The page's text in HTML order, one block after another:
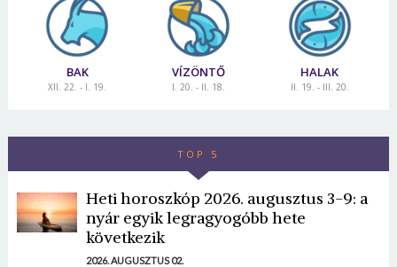
BAK
XII. 22. - I. 19.
VÍZÖNTŐ
I. 20. - II. 18.
HALAK
II. 19. - III. 20.
TOP 5
Heti horoszkóp 2026. augusztus 3-9: a
nyár egyik legragyogóbb hete
következik
2026. AUGUSZTUS 02.